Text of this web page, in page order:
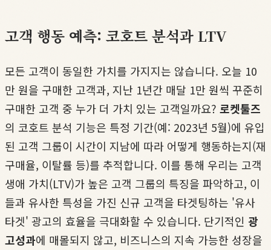
고객 행동 예측: 코호트 분석과 LTV
모든 고객이 동일한 가치를 가지지는 않습니다. 오늘 10
만 원을 구매한 고객과, 지난 1년간 매달 1만 원씩 꾸준히
구매한 고객 중 누가 더 가치 있는 고객일까요? 로켓툴즈
의 코호트 분석 기능은 특정 기간(예: 2023년 5월)에 유입
된 고객 그룹이 시간이 지남에 따라 어떻게 행동하는지(재
구매율, 이탈률 등)를 추적합니다. 이를 통해 우리는 고객
생애 가치(LTV)가 높은 고객 그룹의 특징을 파악하고, 이
들과 유사한 특성을 가진 신규 고객을 타겟팅하는 '유사
타겟' 광고의 효율을 극대화할 수 있습니다. 단기적인 광
고성과에 매몰되지 않고, 비즈니스의 지속 가능한 성장을